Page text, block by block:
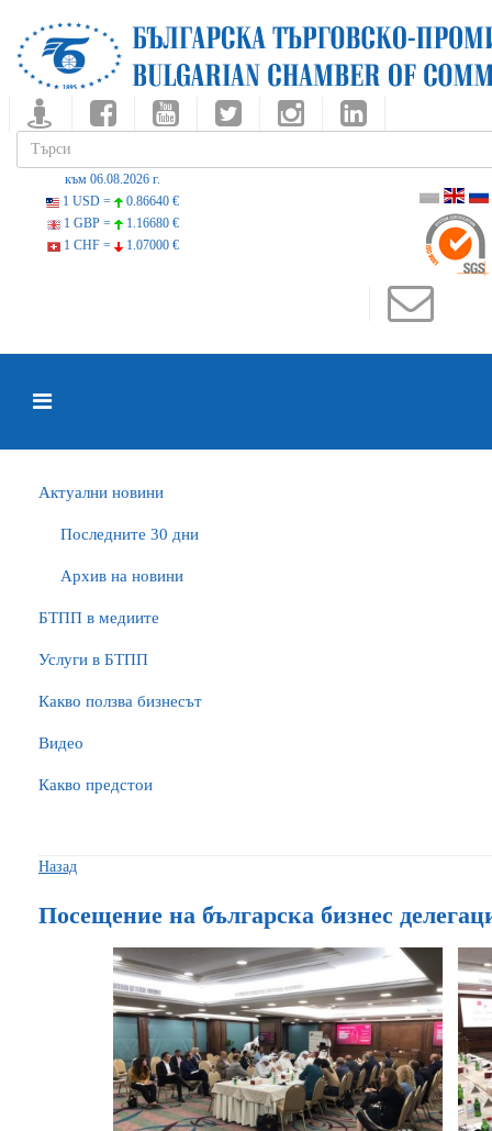
към 06.08.2026 г.
1 USD =
0.86640 €
1 GBP =
1.16680 €
1 CHF =
1.07000 €
Актуални новини
Последните 30 дни
Архив на новини
БTПП в медиите
Услуги в БТПП
Какво ползва бизнесът
Видео
Какво предстои
Назад
Посещение на българска бизнес